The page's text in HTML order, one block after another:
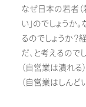
なぜ日本の若者（
い」のでしょうか
るのでしょうか
だ、と考えるので
（自営業は潰れ
（自営業はしんど